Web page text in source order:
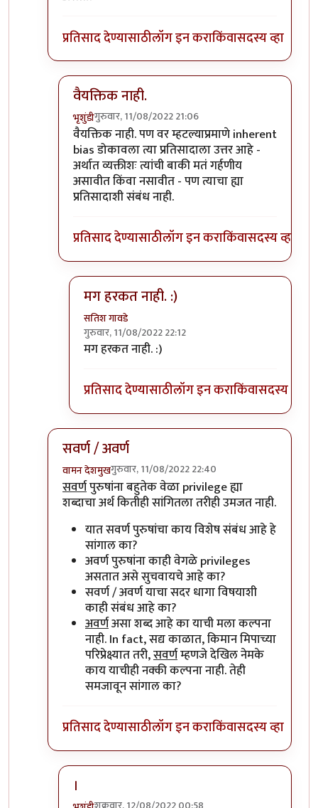
प्रतिसाद देण्यासाठीलॉग इन कराकिंवासदस्य व्हा
वैयक्तिक नाही.
भृशुंडीगुरुवार, 11/08/2022 21:06
In reply toधाडसी सरसकटीकरणbyसतिश गावडे
वैयक्तिक नाही. पण वर म्हटल्याप्रमाणे inherent
bias डोकावला त्या प्रतिसादाला उत्तर आहे -
अर्थात व्यक्तीशः त्यांची बाकी मतं गर्हणीय
असावीत किंवा नसावीत - पण त्याचा ह्या
प्रतिसादाशी संबंध नाही.
प्रतिसाद देण्यासाठीलॉग इन कराकिंवासदस्य व्हा
मग हरकत नाही. :)
सतिश गावडे
गुरुवार, 11/08/2022 22:12
In reply toवैयक्तिक नाही.
मग हरकत नाही. :)
प्रतिसाद देण्यासाठीलॉग इन कराकिंवासदस्य व्हा
सवर्ण / अवर्ण
वामन देशमुखगुरुवार, 11/08/2022 22:40
In reply toPrivileged sir,byभृशुंडी
सवर्णपुरुषांना बहुतेक वेळा privilege ह्या
शब्दाचा अर्थ कितीही सांगितला तरीही उमजत नाही.
यात सवर्ण पुरुषांचा काय विशेष संबंध आहे हे
सांगाल का?
अवर्ण पुरुषांना काही वेगळे privileges
असतात असे सुचवायचे आहे का?
सवर्ण / अवर्ण याचा सदर धागा विषयाशी
काही संबंध आहे का?
अवर्णअसा शब्द आहे का याची मला कल्पना
नाही. In fact, सद्य काळात, किमान मिपाच्या
परिप्रेक्ष्यात तरी,सवर्णम्हणजे देखिल नेमके
काय याचीही नक्की कल्पना नाही. तेही
समजावून सांगाल का?
प्रतिसाद देण्यासाठीलॉग इन कराकिंवासदस्य व्हा
।